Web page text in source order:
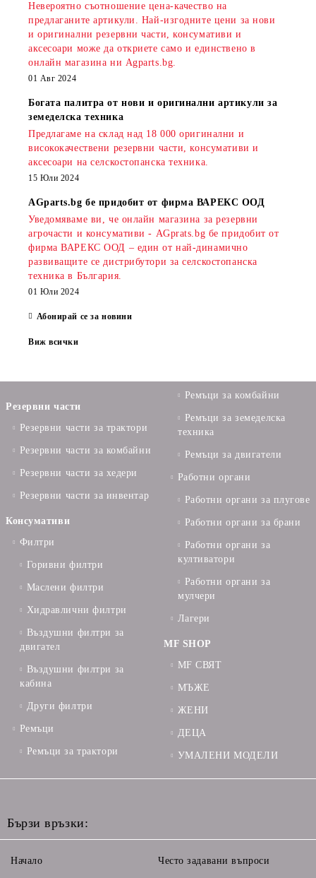
Невероятно съотношение цена-качество на
предлаганите артикули. Най-изгодните цени за нови
и оригинални резервни части, консумативи и
аксесоари може да откриете само и единствено в
онлайн магазина ни Agparts.bg.
01 Авг 2024
Богата палитра от нови и оригинални артикули за
земеделска техника
Предлагаме на склад над 18 000 оригинални и
висококачествени резервни части, консумативи и
аксесоари на селскостопанска техника.
15 Юли 2024
AGparts.bg бе придобит от фирма ВАРЕКС ООД
Уведомяваме ви, че онлайн магазина за резервни
агрочасти и консумативи - AGprats.bg бе придобит от
фирма ВАРЕКС ООД – един от най-динамично
развиващите се дистрибутори за селскостопанска
техника в България.
01 Юли 2024
Абонирай се за новини
Виж всички
Резервни части
Резервни части за трактори
Резервни части за комбайни
Резервни части за хедери
Резервни части за инвентар
Консумативи
Филтри
Горивни филтри
Маслени филтри
Хидравлични филтри
Въздушни филтри за
двигател
Въздушни филтри за
кабина
Други филтри
Ремъци
Ремъци за трактори
Ремъци за комбайни
Ремъци за земеделска
техника
Ремъци за двигатели
Работни органи
Работни органи за плугове
Работни органи за брани
Работни органи за
култиватори
Работни органи за
мулчери
Лагери
MF SHOP
MF СВЯТ
МЪЖЕ
ЖЕНИ
ДЕЦА
УМАЛЕНИ МОДЕЛИ
Бързи връзки:
Начало Често задавани въпроси